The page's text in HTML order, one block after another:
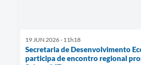
19 JUN 2026 - 11h18
Secretaria de Desenvolvimento
participa de encontro regional